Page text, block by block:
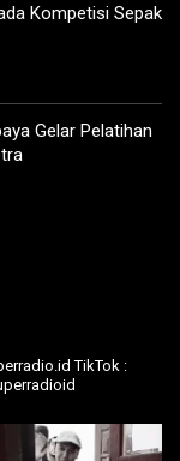
Kompetisi Sepak
Gelar Pelatihan
TikTok :